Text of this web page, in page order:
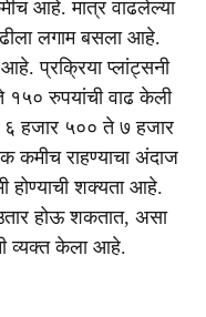
आहे. मात्र वाढलेल्या
लगाम बसला आहे.
प्रक्रिया प्लांट्सनी
१५० रुपयांची वाढ केली
६ हजार ५०० ते ७ हजार
कमीच राहण्याचा अंदाज
होण्याची शक्यता आहे.
होऊ शकतात, असा
व्यक्त केला आहे.